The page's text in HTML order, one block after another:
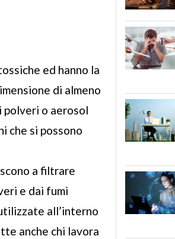
ed hanno la
di almeno
polveri o aerosol
che si possono
a filtrare
e dai fumi
all’interno
anche chi lavora